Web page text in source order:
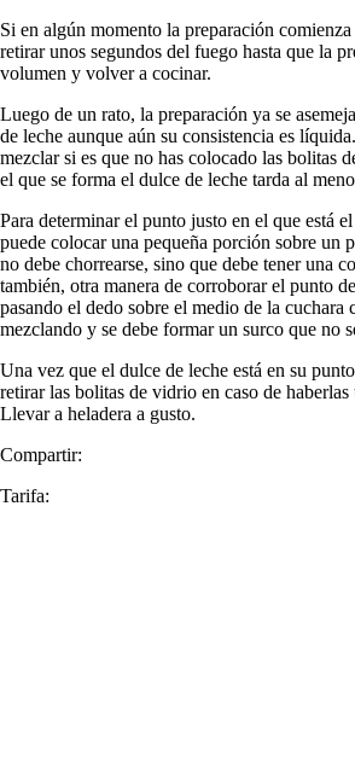
Si en algún momento la preparación
retirar unos segundos del fuego hasta que la
volumen y volver a cocinar.
Luego de un rato, la preparación ya se
de leche aunque aún su consistencia es
mezclar si es que no has colocado las bolitas
el que se forma el dulce de leche tarda al
Para determinar el punto justo en el que está
puede colocar una pequeña porción sobre un
no debe chorrearse, sino que debe tener una
también, otra manera de corroborar el punto
pasando el dedo sobre el medio de la cuchara
mezclando y se debe formar un surco que no
Una vez que el dulce de leche está en su
retirar las bolitas de vidrio en caso de
Llevar a heladera a gusto.
Compartir:
Tarifa: